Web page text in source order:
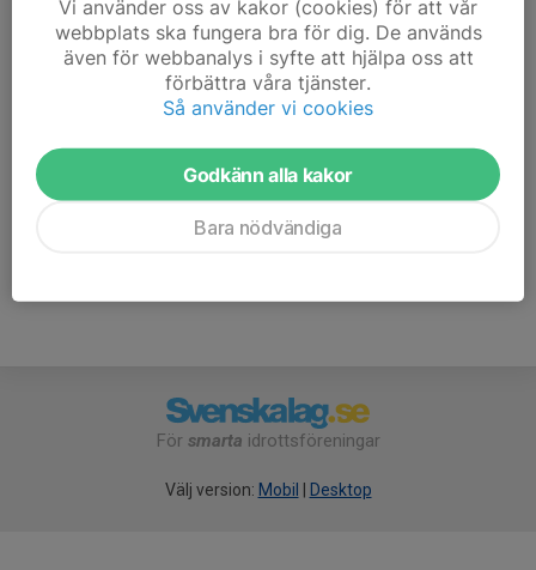
För smarta idrottsföreningar
Välj version: Mobil Desktop
Vi använder oss av kakor (cookies) för att vår
webbplats ska fungera bra för dig. De används
även för webbanalys i syfte att hjälpa oss att
förbättra våra tjänster.
Så använder vi cookies
Godkänn alla kakor
Bara nödvändiga